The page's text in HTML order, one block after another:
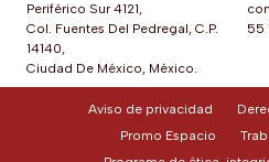
Periférico Sur 4121,
Col. Fuentes Del Pedregal, C.P.
14140,
Ciudad De México, México.
55
Aviso de privacidad
Promo Espacio